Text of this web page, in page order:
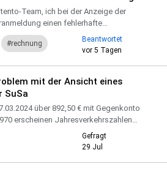
Team, ich bei der Anzeige der
einen fehlerhafte
Umsätze (Pos 81). Da
Beantwortet
vor 5 Tagen
rechnung
mit der Ansicht eines
SuSa
über 892,50 € mit Gegenkonto
erscheinen Jahresverkehrszahlen
selbst ist jedoch weder im
Gefragt
29 Jul